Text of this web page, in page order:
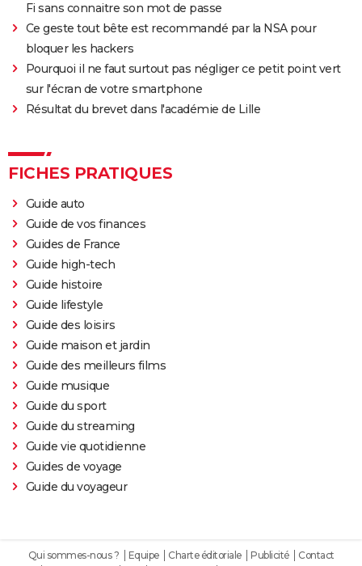
Fi sans connaitre son mot de passe
Ce geste tout bête est recommandé par la NSA pour
bloquer les hackers
Pourquoi il ne faut surtout pas négliger ce petit point vert
sur l'écran de votre smartphone
Résultat du brevet dans l'académie de Lille
FICHES PRATIQUES
Guide auto
Guide de vos finances
Guides de France
Guide high-tech
Guide histoire
Guide lifestyle
Guide des loisirs
Guide maison et jardin
Guide des meilleurs films
Guide musique
Guide du sport
Guide du streaming
Guide vie quotidienne
Guides de voyage
Guide du voyageur
Qui sommes-nous ? Equipe Charte éditoriale Publicité
Contact